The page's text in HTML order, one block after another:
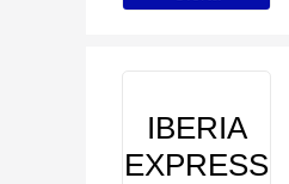
IBERIA
EXPRESS